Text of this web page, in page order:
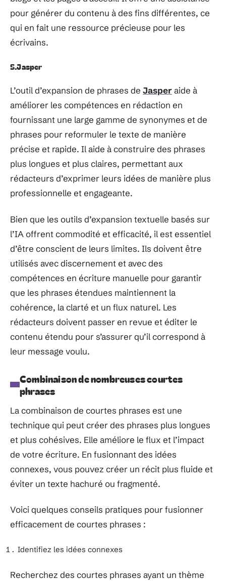
pour générer du contenu à des fins différentes, ce
qui en fait une ressource précieuse pour les
écrivains.
5.Jasper
L’outil d’expansion de phrases de Jasperaide à
améliorer les compétences en rédaction en
fournissant une large gamme de synonymes et de
phrases pour reformuler le texte de manière
précise et rapide. Il aide à construire des phrases
plus longues et plus claires, permettant aux
rédacteurs d’exprimer leurs idées de manière plus
professionnelle et engageante.
Bien que les outils d’expansion textuelle basés sur
l’IA offrent commodité et efficacité, il est essentiel
d’être conscient de leurs limites. Ils doivent être
utilisés avec discernement et avec des
compétences en écriture manuelle pour garantir
que les phrases étendues maintiennent la
cohérence, la clarté et un flux naturel. Les
rédacteurs doivent passer en revue et éditer le
contenu étendu pour s’assurer qu’il correspond à
leur message voulu.
Combinaison de nombreuses courtes
phrases
La combinaison de courtes phrases est une
technique qui peut créer des phrases plus longues
et plus cohésives. Elle améliore le flux et l’impact
de votre écriture. En fusionnant des idées
connexes, vous pouvez créer un récit plus fluide et
éviter un texte hachuré ou fragmenté.
Voici quelques conseils pratiques pour fusionner
efficacement de courtes phrases :
Identifiez les idées connexes
Recherchez des courtes phrases ayant un thème